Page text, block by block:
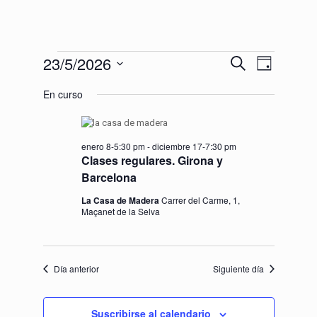
Eventos
en
mayo,
2026
de
y
de
Buscar
de
vistas
Día
23/5/2026
la
En curso
Clases regulares. Girona y
Barcelona
enero 8-5:30 pm-diciembre 17-7:30 pm
La Casa de MaderaCarrer del Carme, 1,
Maçanet de la Selva
Día anterior Siguiente día
Suscribirse al calendario